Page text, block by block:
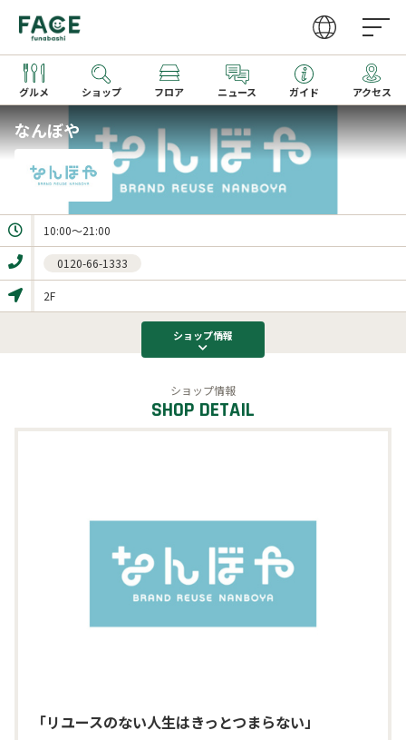
グルメ ショップ フロア ニュース ガイド アクセス
営業時間
ファッション・雑貨
レストラン
カフェ・フーズ
サービス
家電
グルメガイドTOP
レストラン一覧
カフェ一覧
季節のメニュー
キッズメニュー一覧
取り扱いショップ一覧
新着ギフト
なんぼや
10:00～21:00
0120-66-1333
2F
ショップ情報
ショップ情報
「リユースのない人生はきっとつまらない」